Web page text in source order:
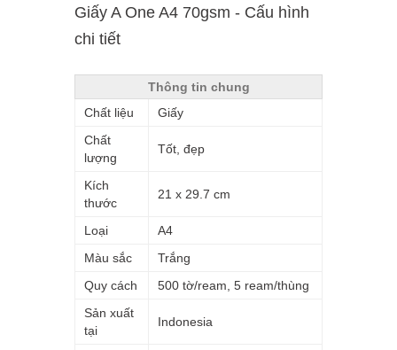
Giấy A One A4 70gsm - Cấu hình
chi tiết
Thông tin chung
Chất liệu
Giấy
Chất
lượng
Tốt, đẹp
Kích
thước
21 x 29.7 cm
Loại
A4
Màu sắc
Trắng
Quy cách
500 tờ/ream, 5 ream/thùng
Sản xuất
tại
Indonesia